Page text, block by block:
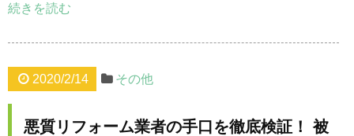
続きを読む
2020/2/14 その他
悪質リフォーム業者の手口を徹底検証！ 被